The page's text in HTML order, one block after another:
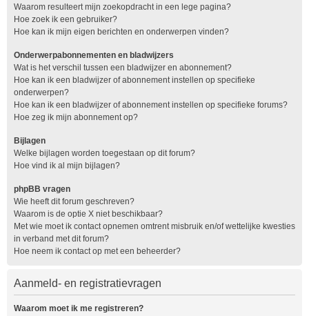
Waarom resulteert mijn zoekopdracht in een lege pagina?
Hoe zoek ik een gebruiker?
Hoe kan ik mijn eigen berichten en onderwerpen vinden?
Onderwerpabonnementen en bladwijzers
Wat is het verschil tussen een bladwijzer en abonnement?
Hoe kan ik een bladwijzer of abonnement instellen op specifieke
onderwerpen?
Hoe kan ik een bladwijzer of abonnement instellen op specifieke forums?
Hoe zeg ik mijn abonnement op?
Bijlagen
Welke bijlagen worden toegestaan op dit forum?
Hoe vind ik al mijn bijlagen?
phpBB vragen
Wie heeft dit forum geschreven?
Waarom is de optie X niet beschikbaar?
Met wie moet ik contact opnemen omtrent misbruik en/of wettelijke kwesties
in verband met dit forum?
Hoe neem ik contact op met een beheerder?
Aanmeld- en registratievragen
Waarom moet ik me registreren?